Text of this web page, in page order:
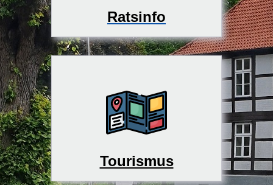
Ratsinfo
Tourismus